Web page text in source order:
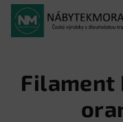
Přejít
obsah
Filament